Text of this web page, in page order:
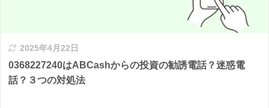
2025年4月22日
0368227240はABCashからの投資の勧誘電話？迷惑電
話？３つの対処法